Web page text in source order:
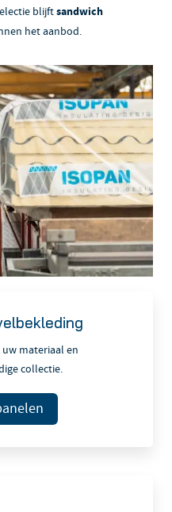
blijftsandwich
het aanbod.
materiaal en
collectie.